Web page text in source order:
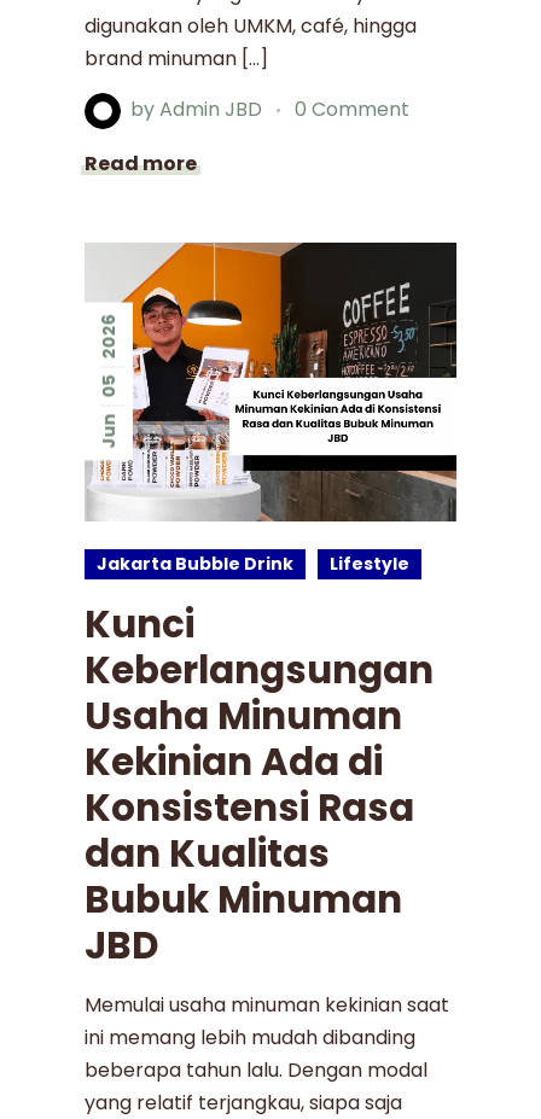
digunakan oleh UMKM, café, hingga
brand minuman […]
byAdmin JBD
0 Comment
Read more
Jun
05
2026
Jakarta Bubble Drink Lifestyle
Kunci
Keberlangsungan
Usaha Minuman
Kekinian Ada di
Konsistensi Rasa
dan Kualitas
Bubuk Minuman
JBD
Memulai usaha minuman kekinian saat
ini memang lebih mudah dibanding
beberapa tahun lalu. Dengan modal
yang relatif terjangkau, siapa saja